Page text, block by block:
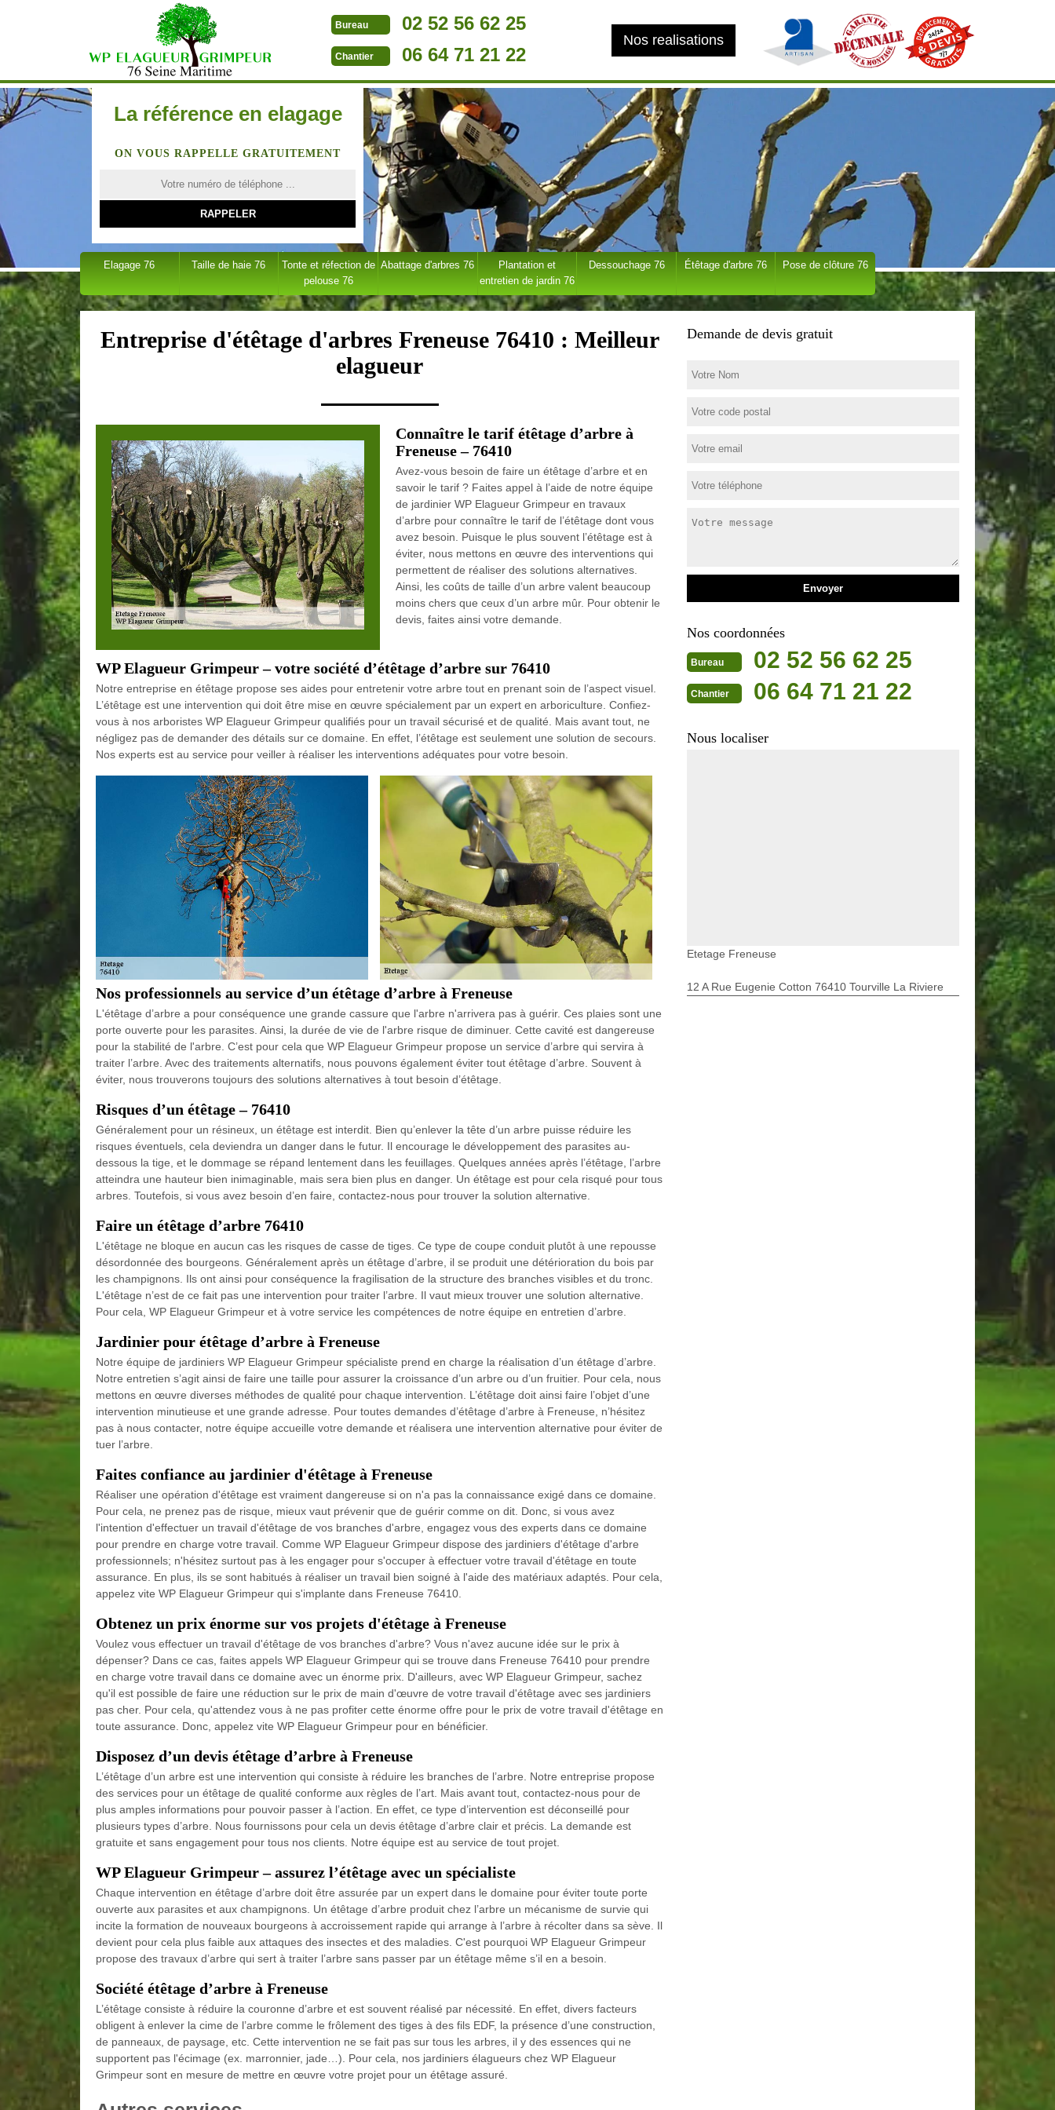
Bureau 02 52 56 62 25
Chantier 06 64 71 21 22
Nos realisations
La référence en elagage
ON VOUS RAPPELLE GRATUITEMENT
Elagage 76 Taille de haie 76
Tonte et réfection de
pelouse 76
Abattage d'arbres 76
Plantation et
entretien de jardin 76
Dessouchage 76 Étêtage d'arbre 76 Pose de clôture 76
Entreprise d'étêtage d'arbres Freneuse 76410 : Meilleur
elagueur
Connaître le tarif étêtage d’arbre à
Freneuse – 76410
Avez-vous besoin de faire un étêtage d’arbre et en
savoir le tarif ? Faites appel à l’aide de notre équipe
de jardinier WP Elagueur Grimpeur en travaux
d’arbre pour connaître le tarif de l’étêtage dont vous
avez besoin. Puisque le plus souvent l’étêtage est à
éviter, nous mettons en œuvre des interventions qui
permettent de réaliser des solutions alternatives.
Ainsi, les coûts de taille d’un arbre valent beaucoup
moins chers que ceux d’un arbre mûr. Pour obtenir le
devis, faites ainsi votre demande.
WP Elagueur Grimpeur – votre société d’étêtage d’arbre sur 76410
Notre entreprise en étêtage propose ses aides pour entretenir votre arbre tout en prenant soin de l’aspect visuel.
L’étêtage est une intervention qui doit être mise en œuvre spécialement par un expert en arboriculture. Confiez-
vous à nos arboristes WP Elagueur Grimpeur qualifiés pour un travail sécurisé et de qualité. Mais avant tout, ne
négligez pas de demander des détails sur ce domaine. En effet, l’étêtage est seulement une solution de secours.
Nos experts est au service pour veiller à réaliser les interventions adéquates pour votre besoin.
Nos professionnels au service d’un étêtage d’arbre à Freneuse
L'étêtage d’arbre a pour conséquence une grande cassure que l'arbre n'arrivera pas à guérir. Ces plaies sont une
porte ouverte pour les parasites. Ainsi, la durée de vie de l'arbre risque de diminuer. Cette cavité est dangereuse
pour la stabilité de l'arbre. C’est pour cela que WP Elagueur Grimpeur propose un service d’arbre qui servira à
traiter l’arbre. Avec des traitements alternatifs, nous pouvons également éviter tout étêtage d’arbre. Souvent à
éviter, nous trouverons toujours des solutions alternatives à tout besoin d’étêtage.
Risques d’un étêtage – 76410
Généralement pour un résineux, un étêtage est interdit. Bien qu’enlever la tête d’un arbre puisse réduire les
risques éventuels, cela deviendra un danger dans le futur. Il encourage le développement des parasites au-
dessous la tige, et le dommage se répand lentement dans les feuillages. Quelques années après l’étêtage, l’arbre
atteindra une hauteur bien inimaginable, mais sera bien plus en danger. Un étêtage est pour cela risqué pour tous
arbres. Toutefois, si vous avez besoin d’en faire, contactez-nous pour trouver la solution alternative.
Faire un étêtage d’arbre 76410
L'étêtage ne bloque en aucun cas les risques de casse de tiges. Ce type de coupe conduit plutôt à une repousse
désordonnée des bourgeons. Généralement après un étêtage d’arbre, il se produit une détérioration du bois par
les champignons. Ils ont ainsi pour conséquence la fragilisation de la structure des branches visibles et du tronc.
L'étêtage n’est de ce fait pas une intervention pour traiter l’arbre. Il vaut mieux trouver une solution alternative.
Pour cela, WP Elagueur Grimpeur et à votre service les compétences de notre équipe en entretien d’arbre.
Jardinier pour étêtage d’arbre à Freneuse
Notre équipe de jardiniers WP Elagueur Grimpeur spécialiste prend en charge la réalisation d’un étêtage d’arbre.
Notre entretien s’agit ainsi de faire une taille pour assurer la croissance d’un arbre ou d’un fruitier. Pour cela, nous
mettons en œuvre diverses méthodes de qualité pour chaque intervention. L’étêtage doit ainsi faire l’objet d’une
intervention minutieuse et une grande adresse. Pour toutes demandes d’étêtage d’arbre à Freneuse, n’hésitez
pas à nous contacter, notre équipe accueille votre demande et réalisera une intervention alternative pour éviter de
tuer l’arbre.
Faites confiance au jardinier d'étêtage à Freneuse
Réaliser une opération d'étêtage est vraiment dangereuse si on n'a pas la connaissance exigé dans ce domaine.
Pour cela, ne prenez pas de risque, mieux vaut prévenir que de guérir comme on dit. Donc, si vous avez
l'intention d'effectuer un travail d'étêtage de vos branches d'arbre, engagez vous des experts dans ce domaine
pour prendre en charge votre travail. Comme WP Elagueur Grimpeur dispose des jardiniers d'étêtage d'arbre
professionnels; n'hésitez surtout pas à les engager pour s'occuper à effectuer votre travail d'étêtage en toute
assurance. En plus, ils se sont habitués à réaliser un travail bien soigné à l'aide des matériaux adaptés. Pour cela,
appelez vite WP Elagueur Grimpeur qui s'implante dans Freneuse 76410.
Obtenez un prix énorme sur vos projets d'étêtage à Freneuse
Voulez vous effectuer un travail d'étêtage de vos branches d'arbre? Vous n'avez aucune idée sur le prix à
dépenser? Dans ce cas, faites appels WP Elagueur Grimpeur qui se trouve dans Freneuse 76410 pour prendre
en charge votre travail dans ce domaine avec un énorme prix. D'ailleurs, avec WP Elagueur Grimpeur, sachez
qu'il est possible de faire une réduction sur le prix de main d'œuvre de votre travail d'étêtage avec ses jardiniers
pas cher. Pour cela, qu'attendez vous à ne pas profiter cette énorme offre pour le prix de votre travail d'étêtage en
toute assurance. Donc, appelez vite WP Elagueur Grimpeur pour en bénéficier.
Disposez d’un devis étêtage d’arbre à Freneuse
L’étêtage d’un arbre est une intervention qui consiste à réduire les branches de l’arbre. Notre entreprise propose
des services pour un étêtage de qualité conforme aux règles de l’art. Mais avant tout, contactez-nous pour de
plus amples informations pour pouvoir passer à l’action. En effet, ce type d’intervention est déconseillé pour
plusieurs types d’arbre. Nous fournissons pour cela un devis étêtage d’arbre clair et précis. La demande est
gratuite et sans engagement pour tous nos clients. Notre équipe est au service de tout projet.
WP Elagueur Grimpeur – assurez l’étêtage avec un spécialiste
Chaque intervention en étêtage d’arbre doit être assurée par un expert dans le domaine pour éviter toute porte
ouverte aux parasites et aux champignons. Un étêtage d’arbre produit chez l’arbre un mécanisme de survie qui
incite la formation de nouveaux bourgeons à accroissement rapide qui arrange à l’arbre à récolter dans sa sève. Il
devient pour cela plus faible aux attaques des insectes et des maladies. C'est pourquoi WP Elagueur Grimpeur
propose des travaux d’arbre qui sert à traiter l’arbre sans passer par un étêtage même s’il en a besoin.
Société étêtage d’arbre à Freneuse
L’étêtage consiste à réduire la couronne d’arbre et est souvent réalisé par nécessité. En effet, divers facteurs
obligent à enlever la cime de l’arbre comme le frôlement des tiges à des fils EDF, la présence d’une construction,
de panneaux, de paysage, etc. Cette intervention ne se fait pas sur tous les arbres, il y des essences qui ne
supportent pas l'écimage (ex. marronnier, jade…). Pour cela, nos jardiniers élagueurs chez WP Elagueur
Grimpeur sont en mesure de mettre en œuvre votre projet pour un étêtage assuré.
Demande de devis gratuit
Nos coordonnées
Bureau 02 52 56 62 25
Chantier 06 64 71 21 22
Nous localiser
Etetage Freneuse
12 A Rue Eugenie Cotton 76410 Tourville La Riviere